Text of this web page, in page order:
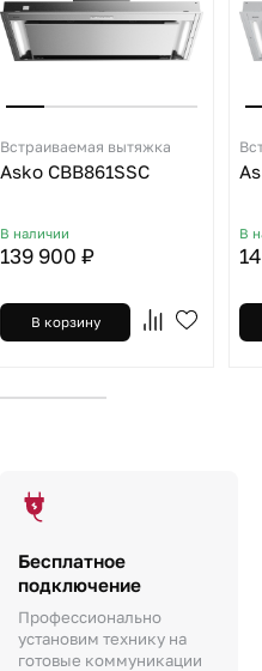
Встраиваемая вытяжка
Asko CBB861SSC
В наличии
139 900 ₽
В корзину
В
Бесплатное
подключение
Профессионально
установим технику на
готовые коммуникации